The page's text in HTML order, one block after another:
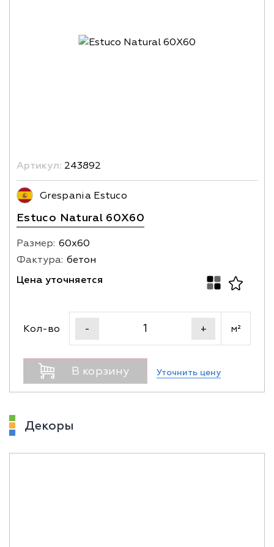
Артикул: 243892
Grespania Estuco
Estuco Naturаl 60X60
Размер: 60х60
Фактура: бетон
Цена уточняется
Кол-во - + м²
В корзину Уточнить цену
Декоры